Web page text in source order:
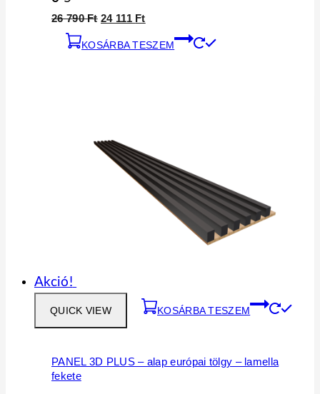
26 790Ft 24 111 Ft
KOSÁRBA TESZEM
Akció!
QUICK VIEW KOSÁRBA TESZEM
PANEL 3D PLUS – alap európai tölgy – lamella
fekete